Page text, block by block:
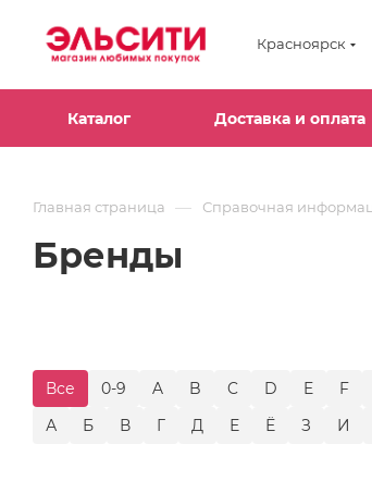
Красноярск
Каталог Доставка и оплата
Главная страница — Справочная
Бренды
Все 0-9 A B C D E F
А
Б В Г Д Е Ё З И